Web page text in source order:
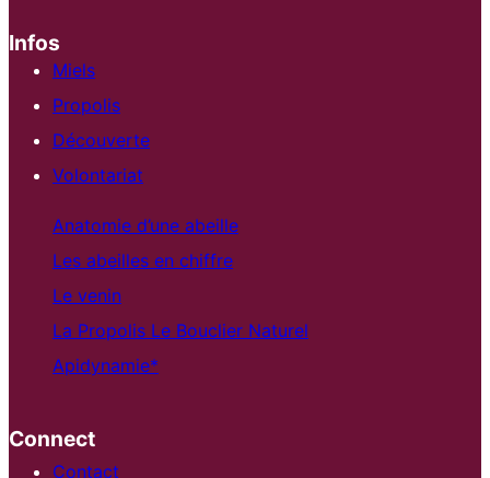
Infos
Miels
Propolis
Découverte
Volontariat
Anatomie d’une abeille
Les abeilles en chiffre
Le venin
La Propolis Le Bouclier Naturel
Apidynamie*
Connect
Contact